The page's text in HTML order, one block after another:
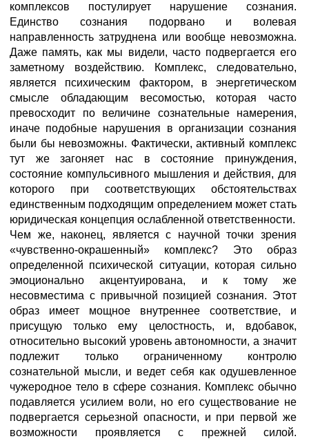
комплексов постулирует нарушение сознания.
Единство сознания подорвано и волевая
направленность затруднена или вообще невозможна.
Даже память, как мы видели, часто подвергается его
заметному воздействию. Комплекс, следовательно,
является психическим фактором, в энергетическом
смысле обладающим весомостью, которая часто
превосходит по величине сознательные намерения,
иначе подобные нарушения в организации сознания
были бы невозможны. Фактически, активный комплекс
тут же загоняет нас в состояние принуждения,
состояние компульсивного мышления и действия, для
которого при соответствующих обстоятельствах
единственным подходящим определением может стать
юридическая концепция ослабленной ответственности.
Чем же, наконец, является с научной точки зрения
«чувственно-окрашенный» комплекс? Это образ
определенной психической ситуации, которая сильно
эмоционально акцентуирована, и к тому же
несовместима с привычной позицией сознания. Этот
образ имеет мощное внутреннее соответствие, и
присущую только ему целостность, и, вдобавок,
относительно высокий уровень автономности, а значит
подлежит только ограниченному контролю
сознательной мысли, и ведет себя как одушевленное
чужеродное тело в сфере сознания. Комплекс обычно
подавляется усилием воли, но его существование не
подвергается серьезной опасности, и при первой же
возможности проявляется с прежней силой.